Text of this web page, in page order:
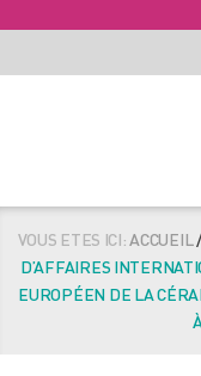
VOUS ETES ICI:ACCUEIL
D’AFFAIRES
EUROPÉEN DE LA